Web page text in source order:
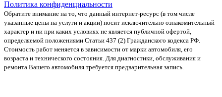
Политика конфиденциальности
Обратите внимание на то, что данный интернет-ресурс (в том числе
указанные цены на услуги и акции) носит исключительно ознакомительный
характер и ни при каких условиях не является публичной офертой,
определяемой положениями Статьи 437 (2) Гражданского кодекса РФ.
Стоимость работ меняется в зависимости от марки автомобиля, его
возраста и технического состояния. Для диагностики, обслуживания и
ремонта Вашего автомобиля требуется предварительная запись.